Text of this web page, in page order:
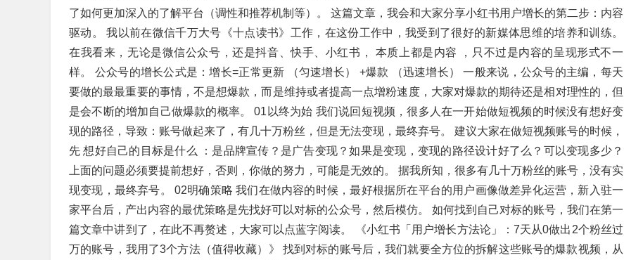
了如何更加深入的了解平台（调性和推荐机制等）。 这篇文章，我会和大家分享小红书用户增长的第二步：内容
驱动。 我以前在微信千万大号《十点读书》工作，在这份工作中，我受到了很好的新媒体思维的培养和训练。
在我看来，无论是微信公众号，还是抖音、快手、小红书， 本质上都是内容 ，只不过是内容的呈现形式不一
样。 公众号的增长公式是：增长=正常更新 （匀速增长） +爆款 （迅速增长） 一般来说，公众号的主编，每天
要做的最最重要的事情，不是想爆款，而是维持或者提高一点增粉速度，大家对爆款的期待还是相对理性的，但
是会不断的增加自己做爆款的概率。 01以终为始 我们说回短视频，很多人在一开始做短视频的时候没有想好变
现的路径，导致：账号做起来了，有几十万粉丝，但是无法变现，最终弃号。 建议大家在做短视频账号的时候，
先 想好自己的目标是什么 ：是品牌宣传？是广告变现？如果是变现，变现的路径设计好了么？可以变现多少？
上面的问题必须要提前想好，否则，你做的努力，可能是无效的。 据我所知，很多有几十万粉丝的账号，没有实
现变现，最终弃号。 02明确策略 我们在做内容的时候，最好根据所在平台的用户画像做差异化运营，新入驻一
家平台后，产出内容的最优策略是先找好可以对标的公众号，然后模仿。 如何找到自己对标的账号，我们在第一
篇文章中讲到了，在此不再赘述，大家可以点蓝字阅读。 《小红书「用户增长方法论」：7天从0做出2个粉丝过
万的账号，我用了3个方法（值得收藏）》 找到对标的账号后，我们就要全方位的拆解这些账号的爆款视频，从